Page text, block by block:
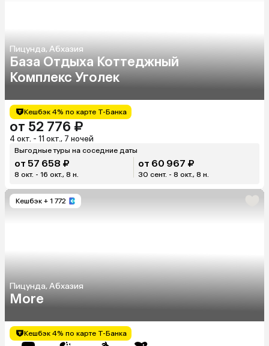
Пицунда, Абхазия
База Отдыха Коттеджный
Комплекс Уголек
Кешбэк 4% по карте Т-Банка
от 52 776 ₽
4 окт. - 11 окт., 7 ночей
Выгодные туры на соседние даты
от 57 658 ₽
8 окт. - 16 окт., 8 н.
от 60 967 ₽
30 сент. - 8 окт., 8 н.
Кешбэк + 1 772
Пицунда, Абхазия
More
Кешбэк 4% по карте Т-Банка